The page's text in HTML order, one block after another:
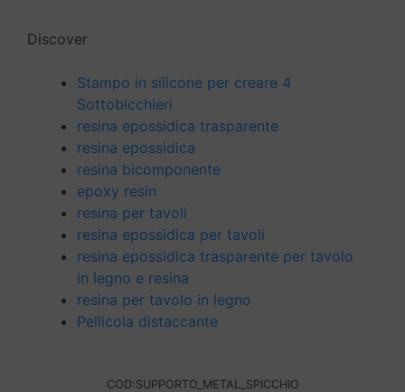
Discover
Stampo in silicone per creare 4
Sottobicchieri
resina epossidica trasparente
resina epossidica
resina bicomponente
epoxy resin
resina per tavoli
resina epossidica per tavoli
resina epossidica trasparente per tavolo
in legno e resina
resina per tavolo in legno
Pellicola distaccante
COD:SUPPORTO_METAL_SPICCHIO